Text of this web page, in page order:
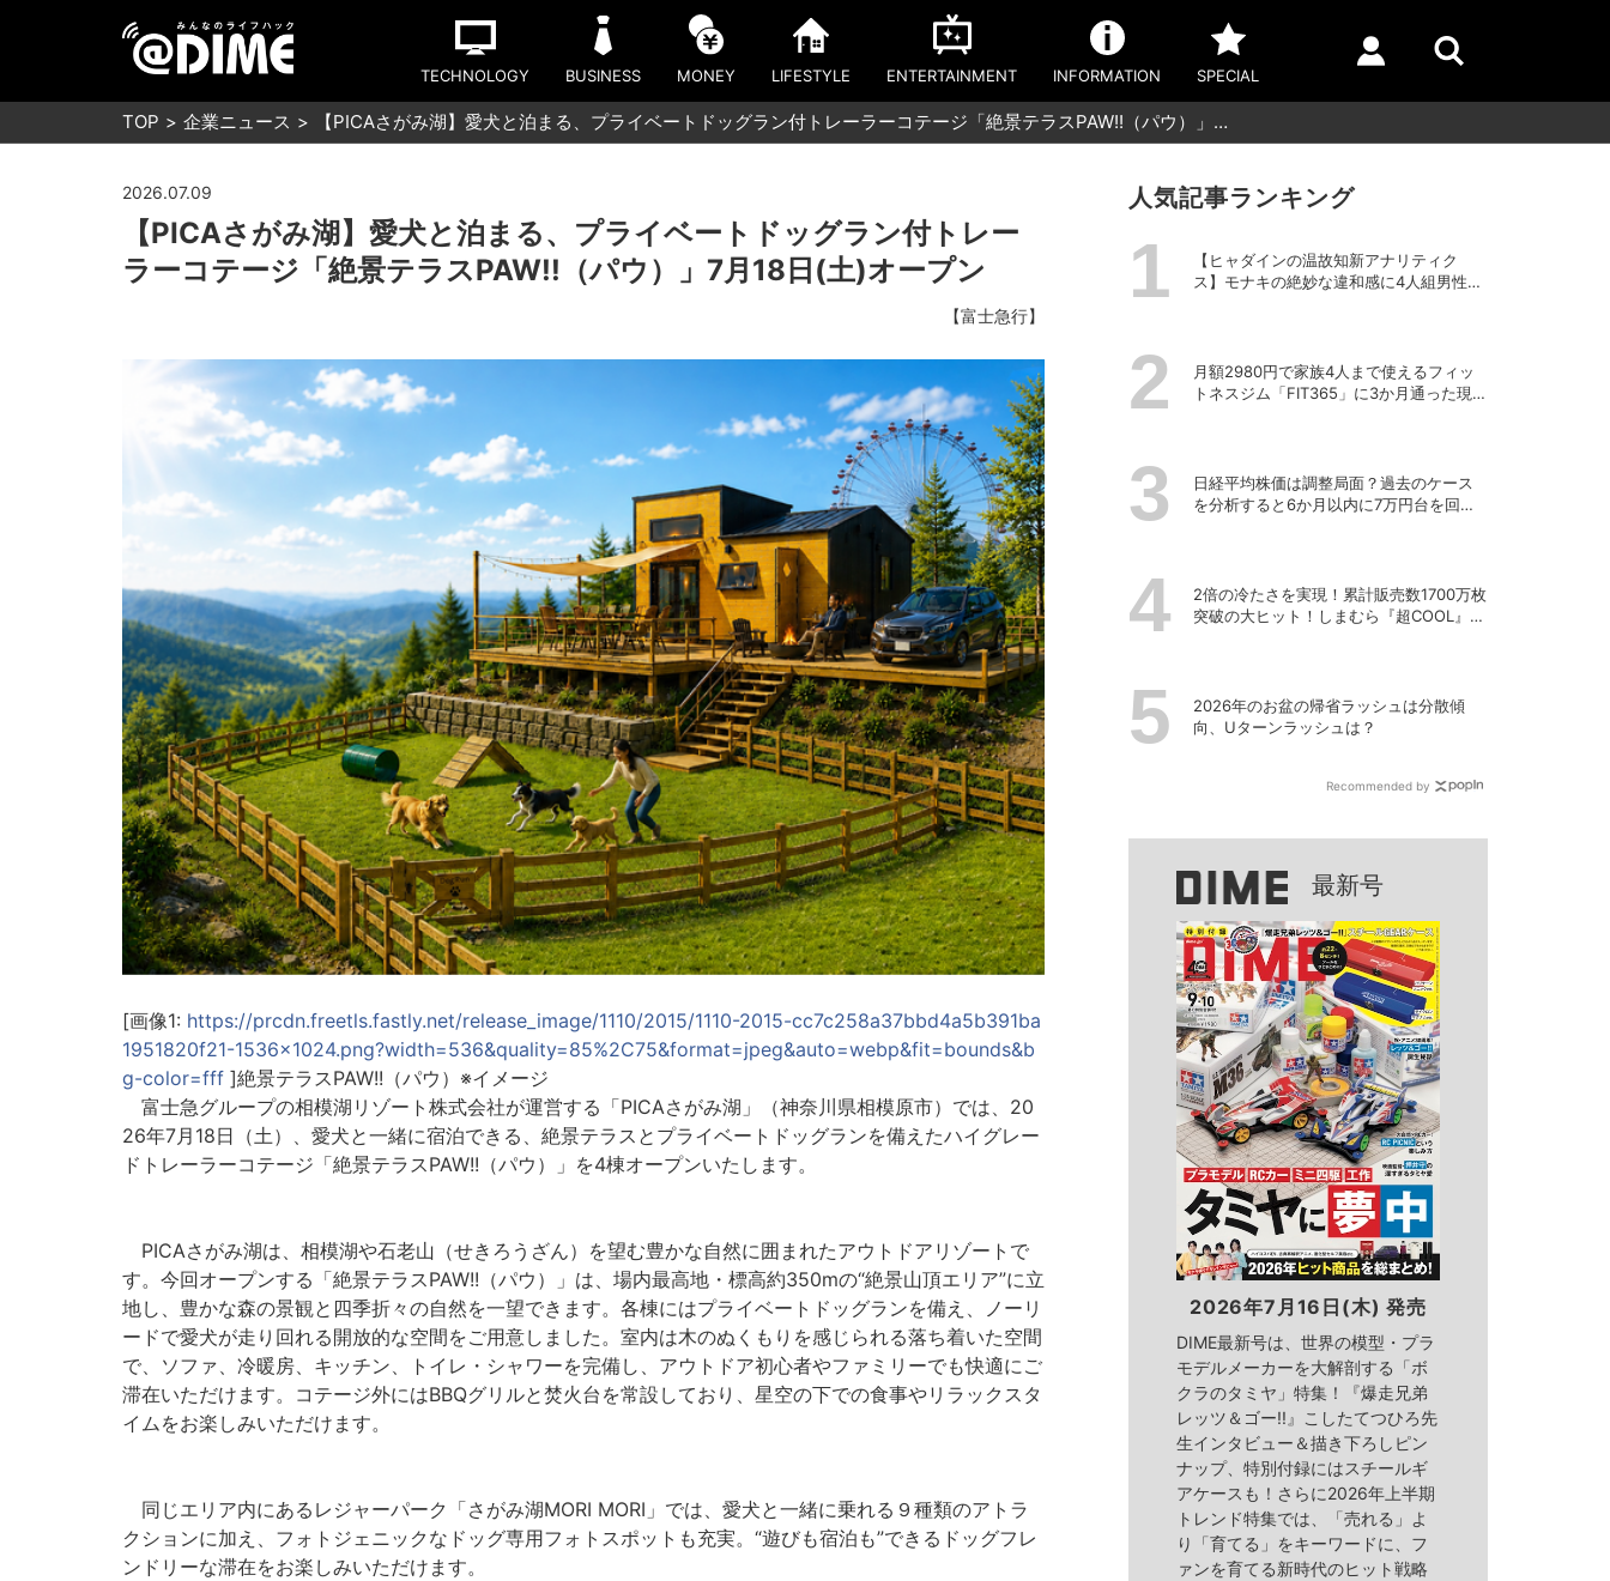
TECHNOLOGY BUSINESS MONEY LIFESTYLE ENTERTAINMENT INFORMATION SPECIAL
TOP 企業ニュース 【PICAさがみ湖】愛犬と泊まる、プライベートドッグラン付トレーラーコテージ「絶景テラスPAW!!（パウ）」…
2026.07.09
【PICAさがみ湖】愛犬と泊まる、プライベートドッグラン付トレー
ラーコテージ「絶景テラスPAW!!（パウ）」7月18日(土)オープン
【富士急行】
[画像1: https://prcdn.freetls.fastly.net/release_image/1110/2015/1110-2015-cc7c258a37bbd4a5b391ba
1951820f21-1536x1024.png?width=536&quality=85%2C75&format=jpeg&auto=webp&fit=bounds&b
g-color=fff ]絶景テラスPAW!!（パウ）※イメージ
富士急グループの相模湖リゾート株式会社が運営する「PICAさがみ湖」（神奈川県相模原市）では、20
26年7月18日（土）、愛犬と一緒に宿泊できる、絶景テラスとプライベートドッグランを備えたハイグレー
ドトレーラーコテージ「絶景テラスPAW!!（パウ）」を4棟オープンいたします。
PICAさがみ湖は、相模湖や石老山（せきろうざん）を望む豊かな自然に囲まれたアウトドアリゾートで
す。今回オープンする「絶景テラスPAW!!（パウ）」は、場内最高地・標高約350mの“絶景山頂エリア”に立
地し、豊かな森の景観と四季折々の自然を一望できます。各棟にはプライベートドッグランを備え、ノーリ
ードで愛犬が走り回れる開放的な空間をご用意しました。室内は木のぬくもりを感じられる落ち着いた空間
で、ソファ、冷暖房、キッチン、トイレ・シャワーを完備し、アウトドア初心者やファミリーでも快適にご
滞在いただけます。コテージ外にはBBQグリルと焚火台を常設しており、星空の下での食事やリラックスタ
イムをお楽しみいただけます。
同じエリア内にあるレジャーパーク「さがみ湖MORI MORI」では、愛犬と一緒に乗れる９種類のアトラ
クションに加え、フォトジェニックなドッグ専用フォトスポットも充実。“遊びも宿泊も”できるドッグフレ
ンドリーな滞在をお楽しみいただけます。
人気記事ランキング
【ヒャダインの温故知新アナリティク
ス】モナキの絶妙な違和感に4人組男性グ
月額2980円で家族4人まで使えるフィッ
トネスジム「FIT365」に3か月通った現在
日経平均株価は調整局面？過去のケース
を分析すると6か月以内に7万円台を回復
2倍の冷たさを実現！累計販売数1700万枚
突破の大ヒット！しまむら『超COOL』シ
2026年のお盆の帰省ラッシュは分散傾
向、Uターンラッシュは？
Recommended by
最新号
2026年7月16日(木) 発売
DIME最新号は、世界の模型・プラ
モデルメーカーを大解剖する「ボ
クラのタミヤ」特集！『爆走兄弟
レッツ＆ゴー!!』こしたてつひろ先
生インタビュー＆描き下ろしピン
ナップ、特別付録にはスチールギ
アケースも！さらに2026年上半期
トレンド特集では、「売れる」よ
り「育てる」をキーワードに、フ
ァンを育てる新時代のヒット戦略